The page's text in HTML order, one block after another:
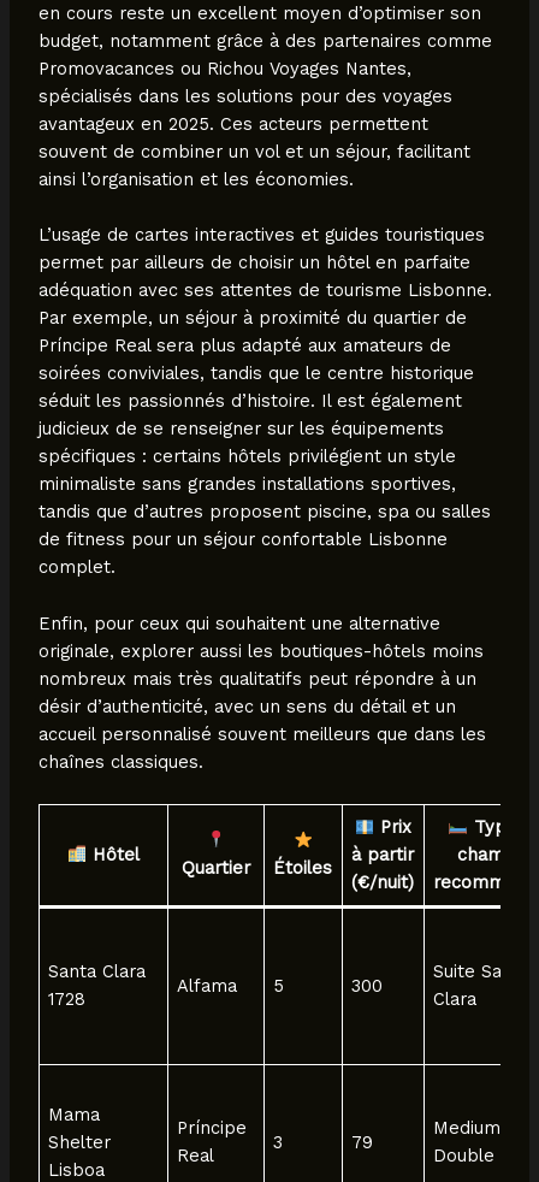
en cours reste un excellent moyen d’optimiser son
budget, notamment grâce à des partenaires comme
Promovacances ou Richou Voyages Nantes,
spécialisés dans les solutions pour des voyages
avantageux en 2025. Ces acteurs permettent
souvent de combiner un vol et un séjour, facilitant
ainsi l’organisation et les économies.
L’usage de cartes interactives et guides touristiques
permet par ailleurs de choisir un hôtel en parfaite
adéquation avec ses attentes de tourisme Lisbonne.
Par exemple, un séjour à proximité du quartier de
Príncipe Real sera plus adapté aux amateurs de
soirées conviviales, tandis que le centre historique
séduit les passionnés d’histoire. Il est également
judicieux de se renseigner sur les équipements
spécifiques : certains hôtels privilégient un style
minimaliste sans grandes installations sportives,
tandis que d’autres proposent piscine, spa ou salles
de fitness pour un séjour confortable Lisbonne
complet.
Enfin, pour ceux qui souhaitent une alternative
originale, explorer aussi les boutiques-hôtels moins
nombreux mais très qualitatifs peut répondre à un
désir d’authenticité, avec un sens du détail et un
accueil personnalisé souvent meilleurs que dans les
chaînes classiques.
Hôtel
Quartier Étoiles
Prix
à partir
(€/nuit)
Type
chambre
Santa Clara
1728
Alfama 5 300
Suite Santa
Clara
Mama
Shelter
Lisboa
Príncipe
Real
3 79
Medium
Double